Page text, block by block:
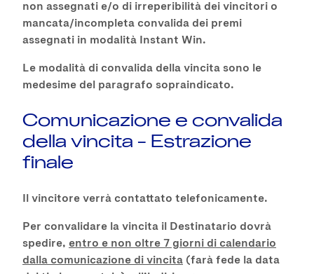
non assegnati e/o di irreperibilità dei vincitori o
mancata/incompleta convalida dei premi
assegnati in modalità Instant Win.
Le modalità di convalida della vincita sono le
medesime del paragrafo sopraindicato.
Comunicazione e convalida
della vincita – Estrazione
finale
Il vincitore verrà contattato telefonicamente.
Per convalidare la vincita il Destinatario dovrà
spedire, entro e non oltre 7 giorni di calendario
dalla comunicazione di vincita (farà fede la data